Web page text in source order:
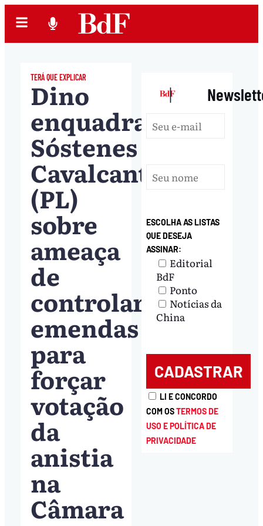
TERÁ QUE EXPLICAR
Dino
enquadra
Sóstenes
Cavalcante
(PL)
sobre
ameaça
de
controlar
emendas
para
forçar
votação
da
anistia
na
Câmara
|
ESCOLHA AS LISTAS
QUE DESEJA
ASSINAR:
Editorial
BdF
Ponto
Notícias da
China
LI E CONCORDO
COM OSTERMOS DE
USO E POLÍTICA DE
PRIVACIDADE